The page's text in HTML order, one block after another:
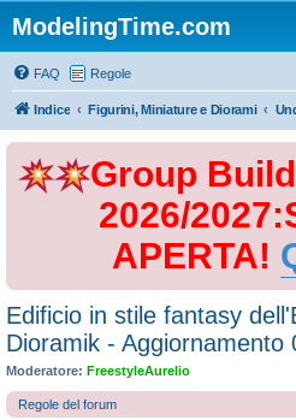
ModelingTime.com
FAQ Regole
Indice Figurini, Miniature e Diorami
Group
2026/
APERTA!
Edificio in stile fantasy
Dioramik - Aggiornamento
Moderatore: FreestyleAurelio
Regole del forum